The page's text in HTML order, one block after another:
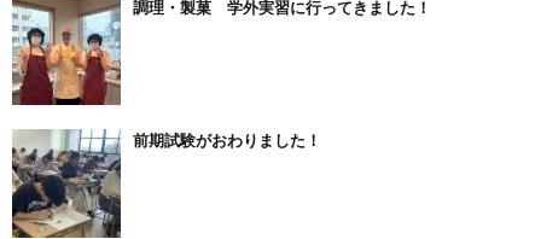
調理・製菓 学外実習に行ってきました！
前期試験がおわりました！